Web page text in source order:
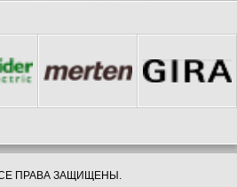
ПРАВА ЗАЩИЩЕНЫ.